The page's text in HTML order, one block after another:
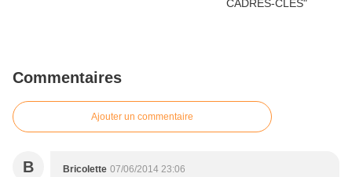
Commentaires
Ajouter un commentaire
B Bricolette 07/06/2014 23:06